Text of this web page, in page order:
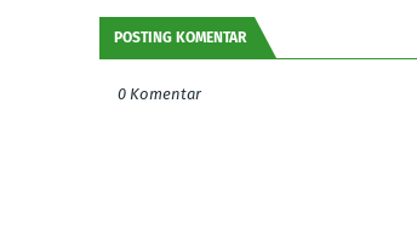
POSTING KOMENTAR
0 Komentar